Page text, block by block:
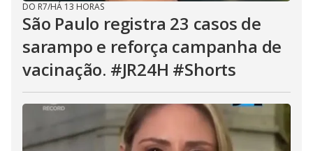
DO R7/HÁ 13 HORAS
São Paulo registra 23 casos de
sarampo e reforça campanha de
vacinação. #JR24H #Shorts